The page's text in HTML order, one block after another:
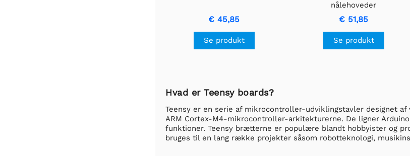
€ 45,85
Se produkt
nålehoveder
€ 51,85
Se produkt
Hvad er Teensy boards?
Teensy er en serie af mikrocontroller-udviklingstavler designet af
ARM Cortex-M4-mikrocontroller-arkitekturerne. De ligner
funktioner. Teensy brætterne er populære blandt hobbyister og
bruges til en lang række projekter såsom robotteknologi,